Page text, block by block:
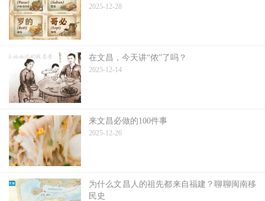
2025-12-28
在文昌，今天讲“侬”了吗？
2025-12-14
来文昌必做的100件事
2025-12-26
为什么文昌人的祖先都来自福建？聊聊闽南移
民史